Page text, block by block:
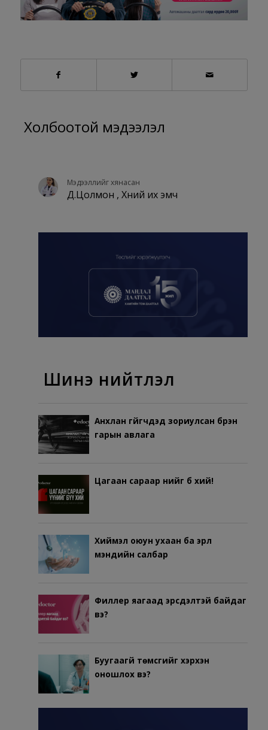
Холбоотой мэдээлэл
Мэдээллийг хянасан
Д.Цолмон , Хүний их эмч
Шинэ нийтлэл
Анхлан гүйгчдэд зориулсан бүрэн
гарын авлага
Цагаан сараар үүнийг бүү хий!
Хиймэл оюун ухаан ба эрүүл
мэндийн салбар
Филлер яагаад эрсдэлтэй байдаг
вэ?
Буугаагүй төмсгийг хэрхэн
оношлох вэ?